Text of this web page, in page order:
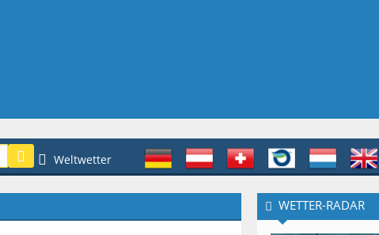
Weltwetter
WETTER-RADAR